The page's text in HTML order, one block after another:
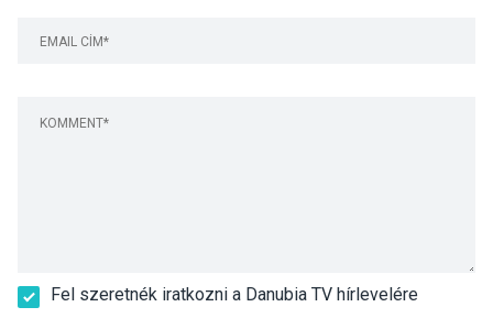
Fel szeretnék iratkozni a Danubia TV hírlevelére